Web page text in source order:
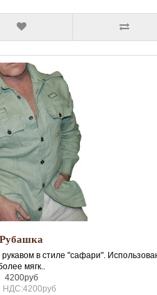
Рубашка
в стиле "сафари".
мягк..
4200руб
НДС:4200руб